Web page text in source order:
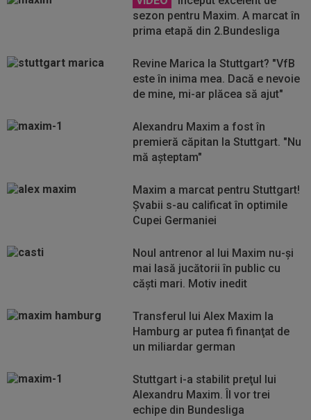
sezon pentru Maxim. A marcat în
prima etapă din 2.Bundesliga
Revine Marica la Stuttgart? "VfB
este în inima mea. Dacă e nevoie
de mine, mi-ar plăcea să ajut"
Alexandru Maxim a fost în
premieră căpitan la Stuttgart. "Nu
mă așteptam"
Maxim a marcat pentru Stuttgart!
Șvabii s-au calificat în optimile
Cupei Germaniei
Noul antrenor al lui Maxim nu-şi
mai lasă jucătorii în public cu
căşti mari. Motiv inedit
Transferul lui Alex Maxim la
Hamburg ar putea fi finanţat de
un miliardar german
Stuttgart i-a stabilit preţul lui
Alexandru Maxim. Îl vor trei
echipe din Bundesliga